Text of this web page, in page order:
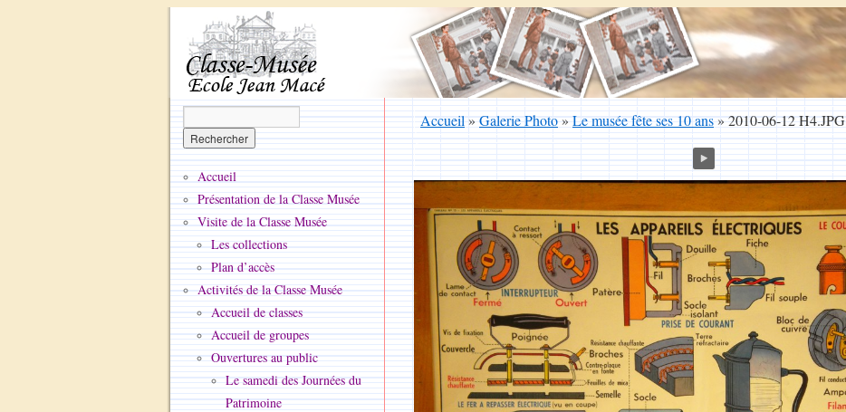
Accueil»Galerie Photo»Le musée fête ses 10 ans»2010-06-12 H4.JPG
Accueil
Présentation de la Classe Musée
Visite de la Classe Musée
Les collections
Plan d’accès
Activités de la Classe Musée
Accueil de classes
Accueil de groupes
Ouvertures au public
Le samedi des Journées du
Patrimoine